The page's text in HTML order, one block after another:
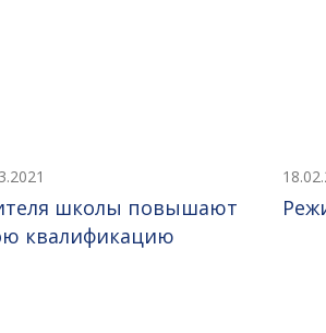
школы повышают
квалификацию